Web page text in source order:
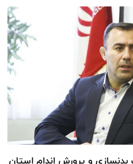
و پرورش اندام استان